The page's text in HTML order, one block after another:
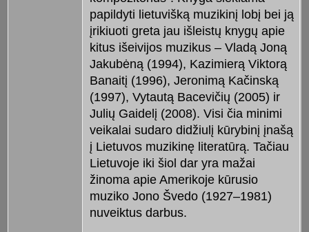
papildyti lietuvišką muzikinį lobį bei ją
įrikiuoti greta jau išleistų knygų apie
kitus išeivijos muzikus – Vladą Joną
Jakubėną (1994), Kazimierą Viktorą
Banaitį (1996), Jeronimą Kačinską
(1997), Vytautą Bacevičių (2005) ir
Julių Gaidelį (2008). Visi čia minimi
veikalai sudaro didžiulį kūrybinį įnašą
į Lietuvos muzikinę literatūrą. Tačiau
Lietuvoje iki šiol dar yra mažai
žinoma apie Amerikoje kūrusio
muziko Jono Švedo (1927–1981)
nuveiktus darbus.